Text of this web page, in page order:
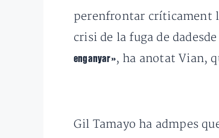
perenfrontar críticament
crisi de la fuga de
enganyar», ha anotat Vian,
Gil Tamayo ha admpes